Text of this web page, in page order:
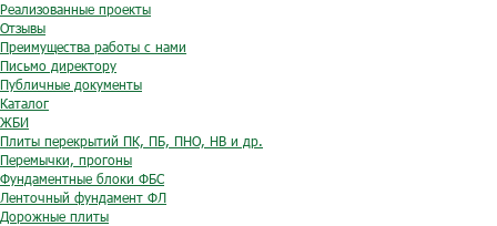
Реализованные проекты
Отзывы
Преимущества работы с нами
Письмо директору
Публичные документы
Каталог
ЖБИ
Плиты перекрытий ПК, ПБ, ПНО, НВ и др.
Перемычки, прогоны
Фундаментные блоки ФБС
Ленточный фундамент ФЛ
Дорожные плиты